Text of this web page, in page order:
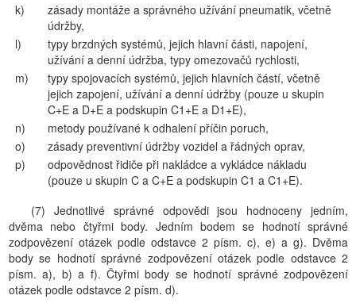
k)
zásady montáže a správného užívání pneumatik, včetně
údržby,
l)
typy brzdných systémů, jejich hlavní části, napojení,
užívání a denní údržba, typy omezovačů rychlosti,
m)
typy spojovacích systémů, jejich hlavních částí, včetně
jejich zapojení, užívání a denní údržby (pouze u skupin
C+E a D+E a podskupin C1+E a D1+E),
n)
metody používané k odhalení příčin poruch,
o)
zásady preventivní údržby vozidel a řádných oprav,
p)
odpovědnost řidiče při nakládce a vykládce nákladu
(pouze u skupin C a C+E a podskupin C1 a C1+E).
(7) Jednotlivé správné odpovědi jsou hodnoceny jedním,
dvěma nebo čtyřmi body. Jedním bodem se hodnotí správné
zodpovězení otázek podle odstavce 2 písm. c), e) a g). Dvěma
body se hodnotí správné zodpovězení otázek podle odstavce 2
písm. a), b) a f). Čtyřmi body se hodnotí správné zodpovězení
otázek podle odstavce 2 písm. d).